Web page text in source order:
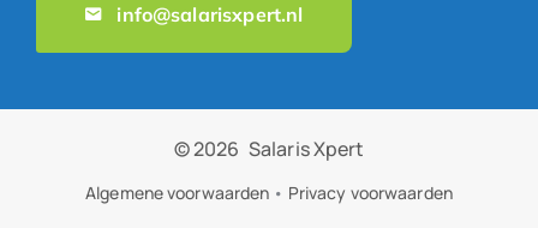
info@salarisxpert.nl
© 2026 Salaris Xpert
Algemene voorwaarden • Privacy voorwaarden